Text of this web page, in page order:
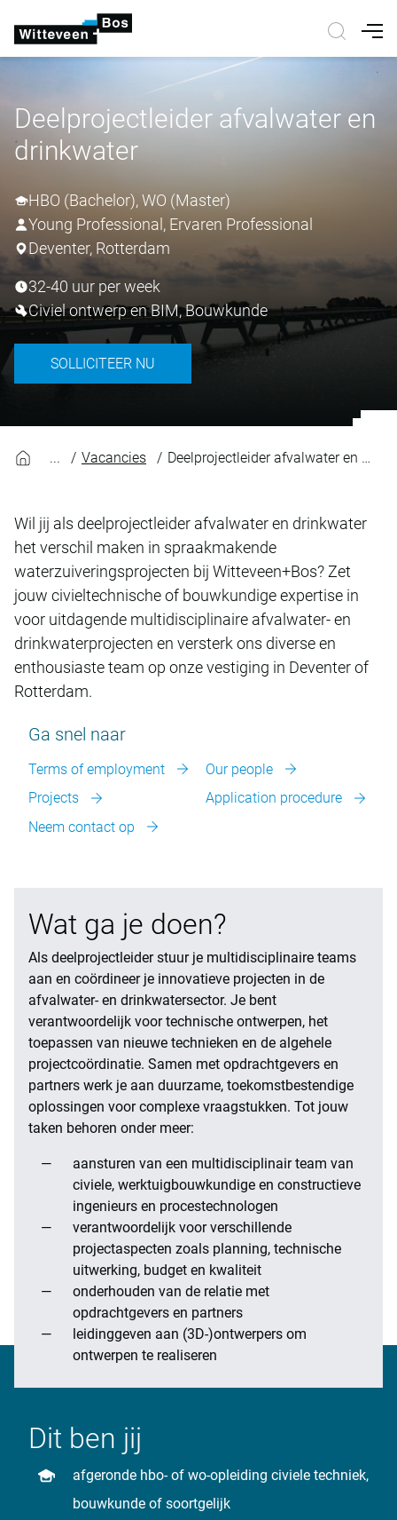
Deelprojectleider afvalwater en
drinkwater
HBO (Bachelor), WO (Master)
Young Professional, Ervaren Professional
Deventer, Rotterdam
32-40 uur per week
Civiel ontwerp en BIM, Bouwkunde
SOLLICITEER NU
Vacancies Deelprojectleider afvalwater en drinkwater
Wil jij als deelprojectleider afvalwater en drinkwater
het verschil maken in spraakmakende
waterzuiveringsprojecten bij Witteveen+Bos? Zet
jouw civieltechnische of bouwkundige expertise in
voor uitdagende multidisciplinaire afvalwater- en
drinkwaterprojecten en versterk ons diverse en
enthousiaste team op onze vestiging in Deventer of
Rotterdam.
Ga snel naar
Terms of employment
Our people
Projects
Application procedure
Neem contact op
Wat ga je doen?
Als deelprojectleider stuur je multidisciplinaire teams
aan en coördineer je innovatieve projecten in de
afvalwater- en drinkwatersector. Je bent
verantwoordelijk voor technische ontwerpen, het
toepassen van nieuwe technieken en de algehele
projectcoördinatie. Samen met opdrachtgevers en
partners werk je aan duurzame, toekomstbestendige
oplossingen voor complexe vraagstukken. Tot jouw
taken behoren onder meer:
aansturen van een multidisciplinair team van
civiele, werktuigbouwkundige en constructieve
ingenieurs en procestechnologen
verantwoordelijk voor verschillende
projectaspecten zoals planning, technische
uitwerking, budget en kwaliteit
onderhouden van de relatie met
opdrachtgevers en partners
leidinggeven aan (3D-)ontwerpers om
ontwerpen te realiseren
Dit ben jij
afgeronde hbo- of wo-opleiding civiele techniek,
bouwkunde of soortgelijk